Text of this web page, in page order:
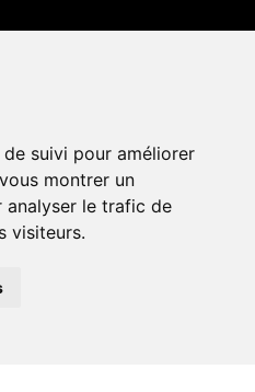
suivi pour améliorer
montrer un
analyser le trafic de
visiteurs.